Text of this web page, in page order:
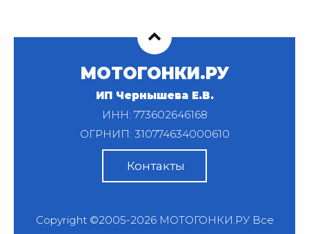
МОТОГОНКИ.РУ
ИП Чернышева Е.В.
ИНН: 773602646168
ОГРНИП: 310774634000610
Контакты
Copyright ©2005-2026 МОТОГОНКИ.РУВсе